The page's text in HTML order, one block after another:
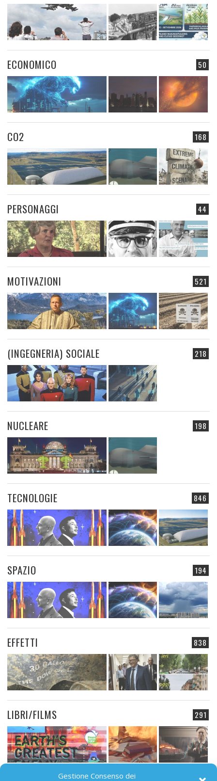
Gestione Consenso dei
50
ECONOMICO
168
CO2
44
PERSONAGGI
521
MOTIVAZIONI
218
(INGEGNERIA) SOCIALE
198
NUCLEARE
846
TECNOLOGIE
194
SPAZIO
838
EFFETTI
291
LIBRI/FILMS